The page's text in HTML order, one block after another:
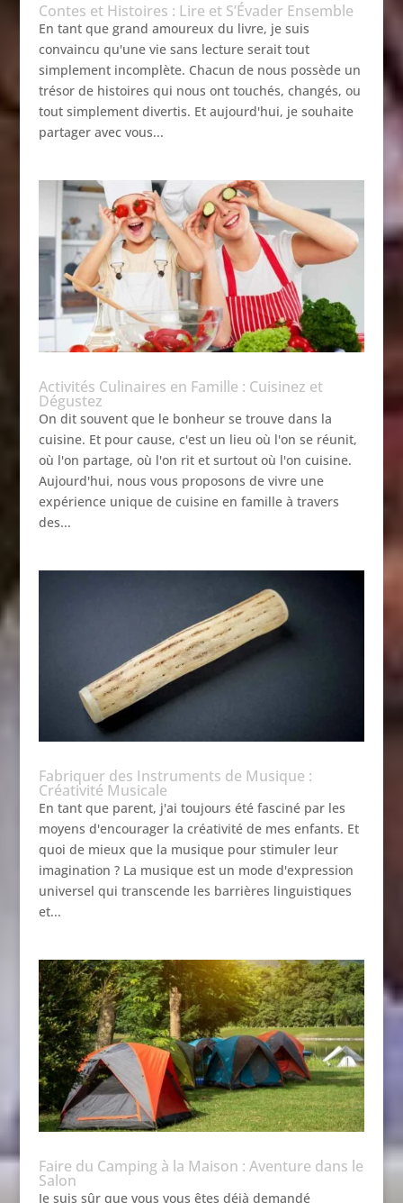
Contes et Histoires : Lire et S’Évader Ensemble
En tant que grand amoureux du livre, je suis
convaincu qu'une vie sans lecture serait tout
simplement incomplète. Chacun de nous possède un
trésor de histoires qui nous ont touchés, changés, ou
tout simplement divertis. Et aujourd'hui, je souhaite
partager avec vous...
Activités Culinaires en Famille : Cuisinez et
Dégustez
On dit souvent que le bonheur se trouve dans la
cuisine. Et pour cause, c'est un lieu où l'on se réunit,
où l'on partage, où l'on rit et surtout où l'on cuisine.
Aujourd'hui, nous vous proposons de vivre une
expérience unique de cuisine en famille à travers
des...
Fabriquer des Instruments de Musique :
Créativité Musicale
En tant que parent, j'ai toujours été fasciné par les
moyens d'encourager la créativité de mes enfants. Et
quoi de mieux que la musique pour stimuler leur
imagination ? La musique est un mode d'expression
universel qui transcende les barrières linguistiques
et...
Faire du Camping à la Maison : Aventure dans le
Salon
Je suis sûr que vous vous êtes déjà demandé